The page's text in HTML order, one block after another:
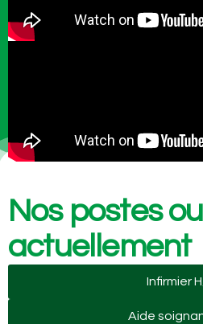
Nos postes
actuellement
Infirmier
Aide